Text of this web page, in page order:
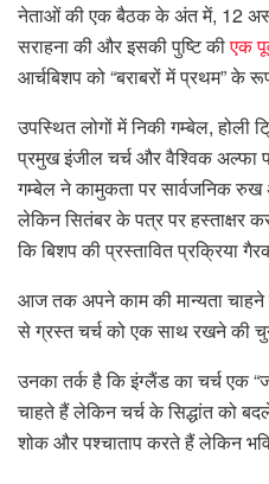
नेताओं की एक बैठक के अंत में, 12
सराहना की और इसकी पुष्टि कीएक
आर्चबिशप को “बराबरों में प्रथम” के
उपस्थित लोगों में निकी गम्बेल, होली
प्रमुख इंजील चर्च और वैश्विक
गम्बेल ने कामुकता पर सार्वजनिक
लेकिन सितंबर के पत्र पर हस्ताक्षर
कि बिशप की प्रस्तावित प्रक्रिया
आज तक अपने काम की मान्यता चाहने
से ग्रस्त चर्च को एक साथ रखने की
उनका तर्क है कि इंग्लैंड का चर्च एक
चाहते हैं लेकिन चर्च के सिद्धांत को
शोक और पश्चाताप करते हैं लेकिन